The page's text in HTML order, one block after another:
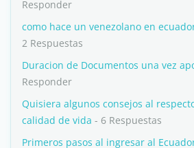
Responder
como hace un venezolano en
2 Respuestas
Duracion de Documentos una vez
Responder
Quisiera algunos consejos al
calidad de vida - 6 Respuestas
Primeros pasos al ingresar al